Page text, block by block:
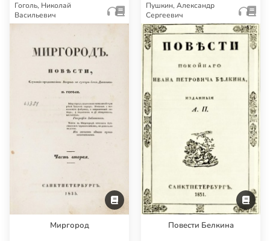
Гоголь, Николай
Васильевич
Миргород
Пушкин, Александр
Сергеевич
Повести Белкина